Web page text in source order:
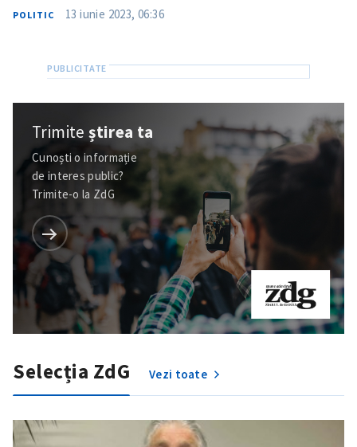
POLITIC 13 iunie 2023, 06:36
Trimiteștirea ta
Cunoști o informație
de interes public?
Trimite-o la ZdG
Selecția ZdG Vezi toate